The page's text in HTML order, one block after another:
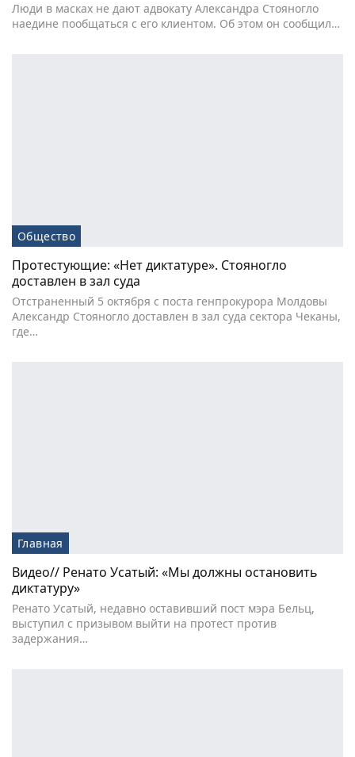
Люди в масках не дают адвокату Александра Стояногло
наедине пообщаться с его клиентом. Об этом он сообщил…
Общество
Протестующие: «Нет диктатуре». Стояногло
доставлен в зал суда
Отстраненный 5 октября с поста генпрокурора Молдовы
Александр Стояногло доставлен в зал суда сектора Чеканы,
где…
Главная
Видео// Ренато Усатый: «Мы должны остановить
диктатуру»
Ренато Усатый, недавно оставивший пост мэра Бельц,
выступил с призывом выйти на протест против
задержания…